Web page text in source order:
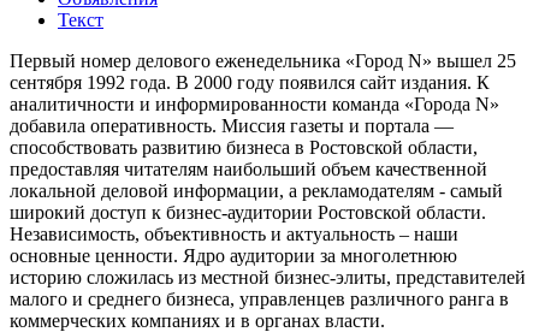
Текст
Первый номер делового еженедельника «Город N» вышел 25
сентября 1992 года. В 2000 году появился сайт издания. К
аналитичности и информированности команда «Города N»
добавила оперативность. Миссия газеты и портала —
способствовать развитию бизнеса в Ростовской области,
предоставляя читателям наибольший объем качественной
локальной деловой информации, а рекламодателям - самый
широкий доступ к бизнес-аудитории Ростовской области.
Независимость, объективность и актуальность – наши
основные ценности. Ядро аудитории за многолетнюю
историю сложилась из местной бизнес-элиты, представителей
малого и среднего бизнеса, управленцев различного ранга в
коммерческих компаниях и в органах власти.